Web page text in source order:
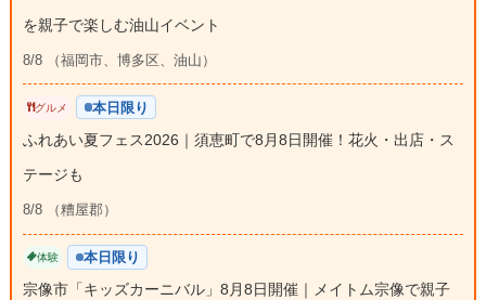
を親子で楽しむ油山イベント
8/8 （福岡市、博多区、油山）
グルメ 本日限り
ふれあい夏フェス2026｜須恵町で8月8日開催！花火・出店・ス
テージも
8/8 （糟屋郡）
体験 本日限り
宗像市「キッズカーニバル」8月8日開催｜メイトム宗像で親子